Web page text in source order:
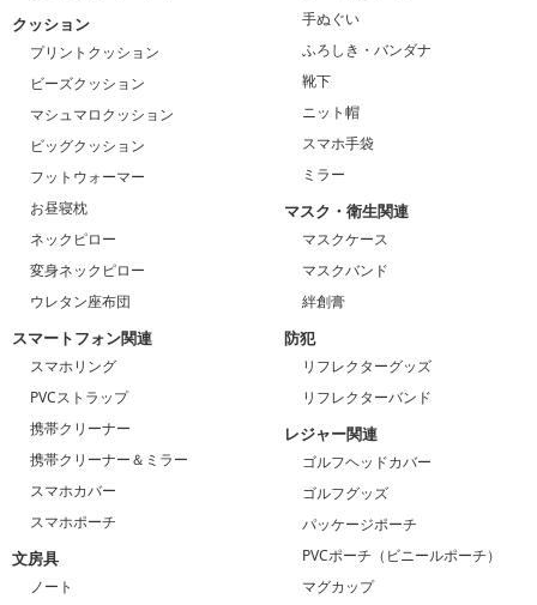
クッション
プリントクッション
ビーズクッション
マシュマロクッション
ビッグクッション
フットウォーマー
お昼寝枕
ネックピロー
変身ネックピロー
ウレタン座布団
スマートフォン関連
スマホリング
PVCストラップ
携帯クリーナー
携帯クリーナー＆ミラー
スマホカバー
スマホポーチ
文房具
ノート
手ぬぐい
ふろしき・バンダナ
靴下
ニット帽
スマホ手袋
ミラー
マスク・衛生関連
マスクケース
マスクバンド
絆創膏
防犯
リフレクターグッズ
リフレクターバンド
レジャー関連
ゴルフヘッドカバー
ゴルフグッズ
パッケージポーチ
PVCポーチ（ビニールポーチ）
マグカップ